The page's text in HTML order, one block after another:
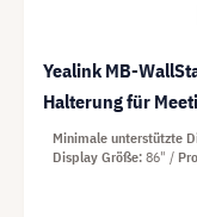
Yealink MB-
Halterung für
Minimale unterstützte
Display Größe 86"